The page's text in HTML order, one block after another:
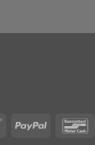
AfterPayPayPal